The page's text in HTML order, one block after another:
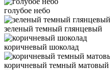
голубое небо
зеленый темный глянцевый
коричневый шоколад
коричневый темный матовый